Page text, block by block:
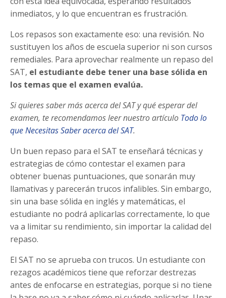
inmediatos, y lo que encuentran es frustración.
Los repasos son exactamente eso: una revisión. No
sustituyen los años de escuela superior ni son cursos
remediales. Para aprovechar realmente un repaso del
SAT, el estudiante debe tener una base sólida en
los temas que el examen evalúa.
Si quieres saber más acerca del SAT y qué esperar del
examen, te recomendamos leer nuestro artículo Todo lo
que Necesitas Saber acerca del SAT.
Un buen repaso para el SAT te enseñará técnicas y
estrategias de cómo contestar el examen para
obtener buenas puntuaciones, que sonarán muy
llamativas y parecerán trucos infalibles. Sin embargo,
sin una base sólida en inglés y matemáticas, el
estudiante no podrá aplicarlas correctamente, lo que
va a limitar su rendimiento, sin importar la calidad del
repaso.
El SAT no se aprueba con trucos. Un estudiante con
rezagos académicos tiene que reforzar destrezas
antes de enfocarse en estrategias, porque si no tiene